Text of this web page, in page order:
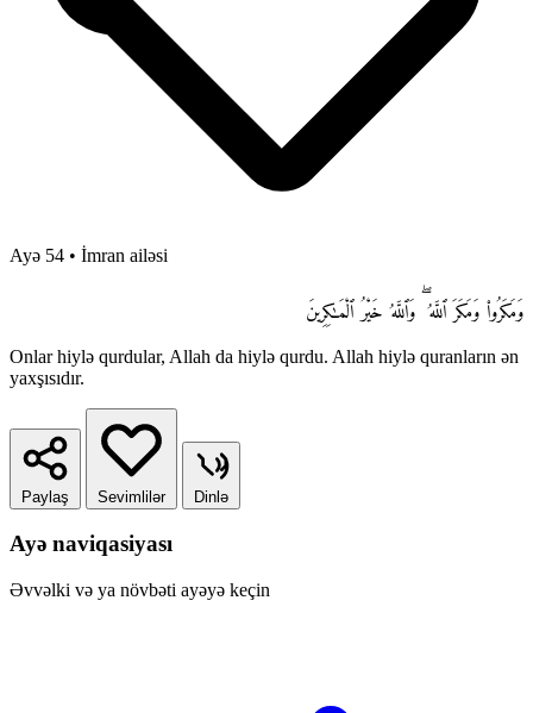
Ayə 54 • İmran ailəsi
وَمَكَرُوا۟ وَمَكَرَ ٱللَّهُ ۖ وَٱللَّهُ خَيْرُ ٱلْمَـٰكِرِينَ
Onlar hiylə qurdular, Allah da hiylə qurdu. Allah hiylə quranların ən
yaxşısıdır.
Paylaş Sevimlilər Dinlə
Ayə naviqasiyası
Əvvəlki və ya növbəti ayəyə keçin